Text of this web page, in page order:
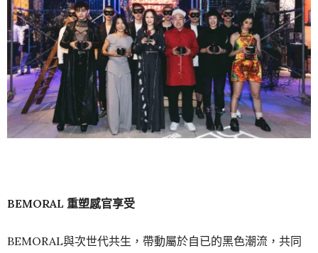
BEMORAL 重塑感官享受
BEMORAL與次世代共生，帶動屬於自已的黑色潮流，共同